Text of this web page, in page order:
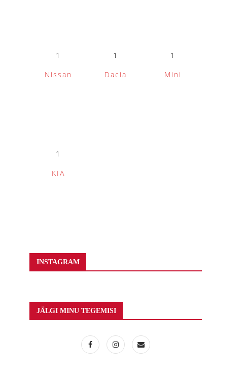
1
Nissan
1
Dacia
1
Mini
1
KIA
INSTAGRAM
JÄLGI MINU TEGEMISI